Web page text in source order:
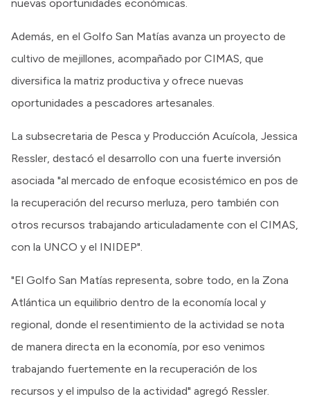
nuevas oportunidades económicas.
Además, en el Golfo San Matías avanza un proyecto de
cultivo de mejillones, acompañado por CIMAS, que
diversifica la matriz productiva y ofrece nuevas
oportunidades a pescadores artesanales.
La subsecretaria de Pesca y Producción Acuícola, Jessica
Ressler, destacó el desarrollo con una fuerte inversión
asociada "al mercado de enfoque ecosistémico en pos de
la recuperación del recurso merluza, pero también con
otros recursos trabajando articuladamente con el CIMAS,
con la UNCO y el INIDEP".
"El Golfo San Matías representa, sobre todo, en la Zona
Atlántica un equilibrio dentro de la economía local y
regional, donde el resentimiento de la actividad se nota
de manera directa en la economía, por eso venimos
trabajando fuertemente en la recuperación de los
recursos y el impulso de la actividad" agregó Ressler.